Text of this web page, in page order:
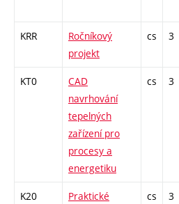
KRR
Ročníkový
projekt
cs 3
KT0
CAD
navrhování
tepelných
zařízení pro
procesy a
energetiku
cs 3
K20
Praktické
cs 3